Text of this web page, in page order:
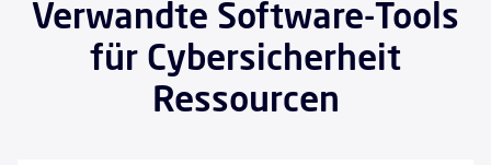
Verwandte Software-Tools
für Cybersicherheit
Ressourcen